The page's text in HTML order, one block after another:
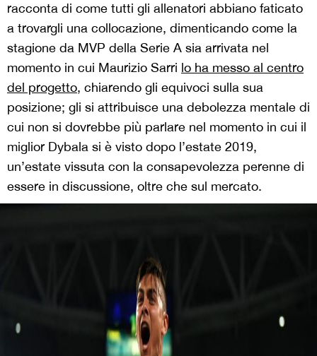
racconta di come tutti gli allenatori abbiano faticato
a trovargli una collocazione, dimenticando come la
stagione da MVP della Serie A sia arrivata nel
momento in cui Maurizio Sarri lo ha messo al centro
del progetto, chiarendo gli equivoci sulla sua
posizione; gli si attribuisce una debolezza mentale di
cui non si dovrebbe più parlare nel momento in cui il
miglior Dybala si è visto dopo l’estate 2019,
un’estate vissuta con la consapevolezza perenne di
essere in discussione, oltre che sul mercato.